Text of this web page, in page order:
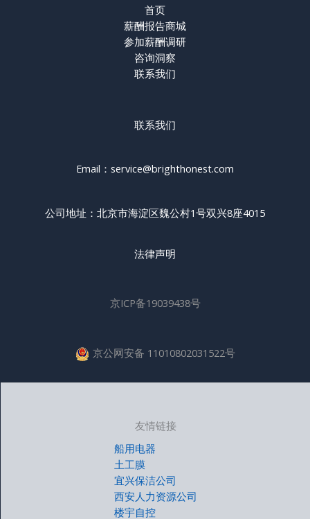
首页
薪酬报告商城
参加薪酬调研
咨询洞察
联系我们
联系我们
Email：service@brighthonest.com
公司地址：北京市海淀区魏公村1号双兴8座4015
法律声明
京ICP备19039438号
京公网安备 11010802031522号
友情链接
船用电器
土工膜
宜兴保洁公司
西安人力资源公司
楼宇自控